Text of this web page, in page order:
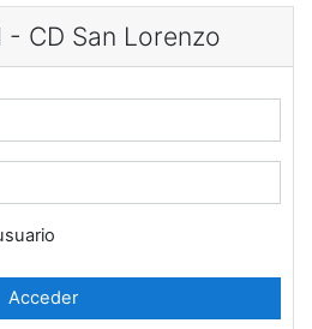
- CD San Lorenzo
Acceder